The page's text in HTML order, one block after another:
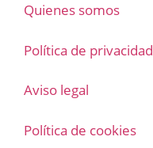
Quienes somos
Política de privacidad
Aviso legal
Política de cookies